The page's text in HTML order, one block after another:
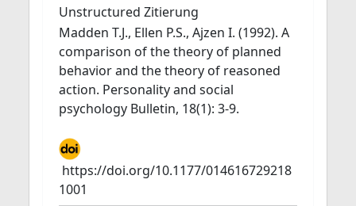
Unstructured Zitierung
Madden T.J., Ellen P.S., Ajzen I. (1992). A
comparison of the theory of planned
behavior and the theory of reasoned
action. Personality and social
psychology Bulletin, 18(1): 3-9.
https://doi.org/10.1177/014616729218
1001